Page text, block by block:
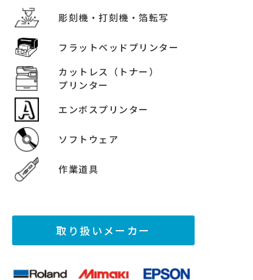
彫刻機・打刻機・箔転写
フラットベッドプリンター
カットレス（トナー）
プリンター
エンボスプリンター
ソフトウェア
作業道具
取り扱いメーカー